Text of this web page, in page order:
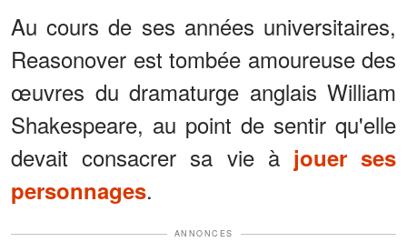
Au cours de ses années universitaires,
Reasonover est tombée amoureuse des
œuvres du dramaturge anglais William
Shakespeare, au point de sentir qu'elle
devait consacrer sa vie à jouer ses
personnages.
ANNONCES